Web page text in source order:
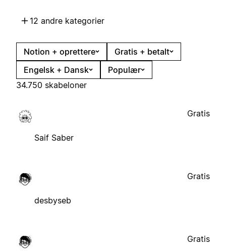
12 andre kategorier
Notion + oprettere
Gratis + betalt
Engelsk + Dansk
Populær
34.750 skabeloner
Saif Saber
Gratis
desbyseb
Gratis
Gratis